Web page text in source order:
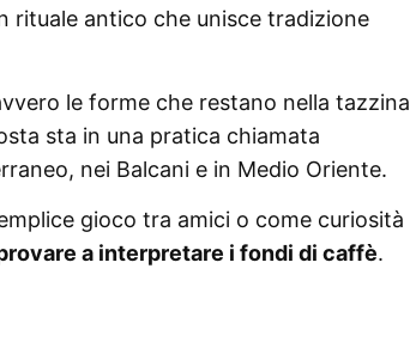
rituale antico che unisce tradizione
le forme che restano nella tazzina
sta in una pratica chiamata
nei Balcani e in Medio Oriente.
gioco tra amici o come curiosità
a interpretare i fondi di caffè.